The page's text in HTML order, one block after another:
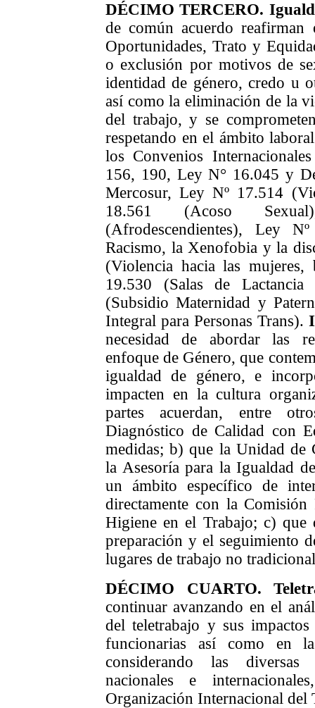
DÉCIMOTERCERO.
de común acuerdo
Oportunidades, Trato y
o exclusión por motivos de
identidad de género,credo u
así como la eliminación de la
del trabajo, y se
respetando en el ámbito
los Convenios Internacionales
156, 190, Ley N° 16.045 y
Mercosur,Ley Nº 17.514 (
18.561 (Acoso Sexual)
(Afrodescendientes), Ley N
Racismo, la Xenofobia y la
(Violencia hacia las
19.530 (Salas de Lactancia
(Subsidio Maternidad y
Integral para Personas Trans).
necesidad de abordar las
enfoque de Género, que
igualdad de género, e
impacten en lacultura
partes acuerdan, entre
Diagnóstico de Calidad con
medidas; b) que la Unidadde
la Asesoría para la Igualdad
un ámbito específico de
directamente con la Comisión
Higiene en el Trabajo; c) que
preparación y el seguimiento
lugares de trabajo no
DÉCIMO CUARTO. T
continuaravanzando en el
del teletrabajo y susim
funcionarias así como en
considerando las
nacionales e
Organización Internacional del